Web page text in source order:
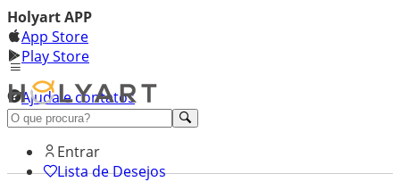
Holyart APP
App Store
Play Store
Ajuda e contatos
Conheça premium
Entrar
Lista de Desejos